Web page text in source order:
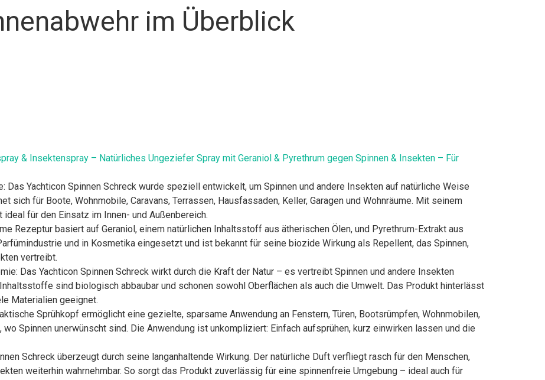
im Überblick
& Insektenspray – Natürliches Ungeziefer Spray mit Geraniol & Pyrethrum gegen Spinnen & Insekten – Für
Das Yachticon Spinnen Schreck wurde speziell entwickelt, um Spinnen und andere Insekten auf natürliche Weise
sich für Boote, Wohnmobile, Caravans, Terrassen, Hausfassaden, Keller, Garagen und Wohnräume. Mit seinem
für den Einsatz im Innen- und Außenbereich.
Rezeptur basiert auf Geraniol, einem natürlichen Inhaltsstoff aus ätherischen Ölen, und Pyrethrum-Extrakt aus
und in Kosmetika eingesetzt und ist bekannt für seine biozide Wirkung als Repellent, das Spinnen,
vertreibt.
Das Yachticon Spinnen Schreck wirkt durch die Kraft der Natur – es vertreibt Spinnen und andere Insekten
sind biologisch abbaubar und schonen sowohl Oberflächen als auch die Umwelt. Das Produkt hinterlässt
Materialien geeignet.
Sprühkopf ermöglicht eine gezielte, sparsame Anwendung an Fenstern, Türen, Bootsrümpfen, Wohnmobilen,
wo Spinnen unerwünscht sind. Die Anwendung ist unkompliziert: Einfach aufsprühen, kurz einwirken lassen und die
Schreck überzeugt durch seine langanhaltende Wirkung. Der natürliche Duft verfliegt rasch für den Menschen,
weiterhin wahrnehmbar. So sorgt das Produkt zuverlässig für eine spinnenfreie Umgebung – ideal auch für